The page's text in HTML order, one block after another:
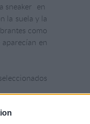
sneaker en
la suela y la
como
en